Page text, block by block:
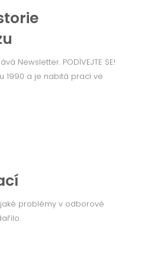
Newsletter. PODÍVEJTE SE!
1990 a je nabitá prací ve
problémy v odborové